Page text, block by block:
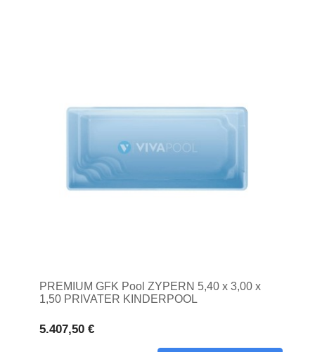
PREMIUM GFK Pool ZYPERN 5,40 x 3,00 x
1,50 PRIVATER KINDERPOOL
5.407,50 €